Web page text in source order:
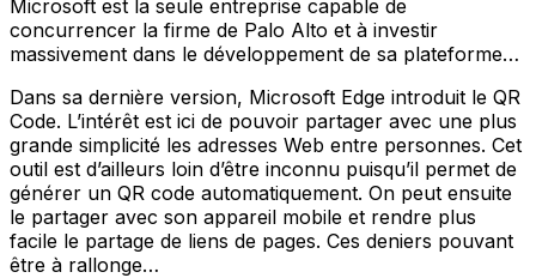
Microsoft est la seule entreprise capable de
concurrencer la firme de Palo Alto et à investir
massivement dans le développement de sa plateforme…
Dans sa dernière version, Microsoft Edge introduit le QR
Code. L’intérêt est ici de pouvoir partager avec une plus
grande simplicité les adresses Web entre personnes. Cet
outil est d’ailleurs loin d’être inconnu puisqu’il permet de
générer un QR code automatiquement. On peut ensuite
le partager avec son appareil mobile et rendre plus
facile le partage de liens de pages. Ces deniers pouvant
être à rallonge…